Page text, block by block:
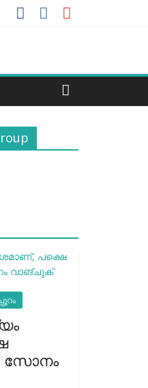
സോനം